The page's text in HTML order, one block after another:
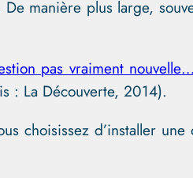
manière plus large,
pas vraiment
: La Découverte, 2014).
choisissez d’installer